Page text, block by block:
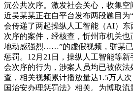
沉公共次序。激发社会关心，收集
近吴某某正在自平台发布两段题目为
会传递了两起操纵人工智能（AI）
次序的案件，经核查，忻州市机关
地动感强烈……”的虚假视频，骈某
惩罚。12月21日，操纵人工智能等
会次序的行为，涉案人员均已被依
查，相关视频累计播放量达1.5万人
国治安办理惩罚法》相关。为博取